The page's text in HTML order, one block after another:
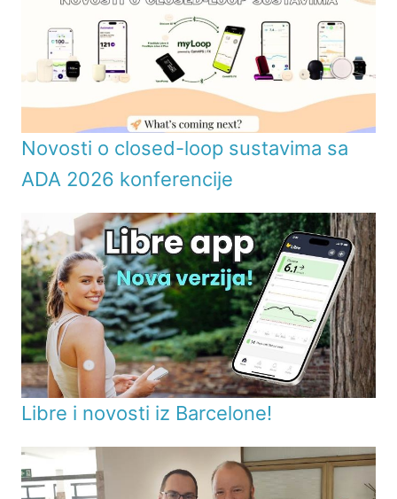
Novosti o closed-loop sustavima sa
ADA 2026 konferencije
Libre i novosti iz Barcelone!